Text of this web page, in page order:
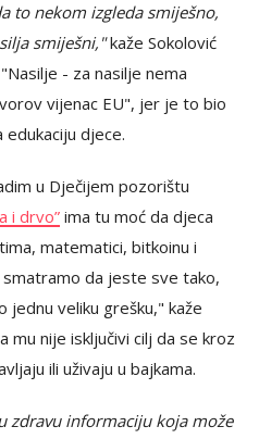
to nekom izgleda smiješno,
smiješni,"kaže Sokolović
- za nasilje nema
vijenac EU", jer je to bio
djece.
u Dječijem pozorištu
i drvo” ima tu moć da djeca
matematici, bitkoinu i
da jeste sve tako,
jednu veliku grešku," kaže
mu nije isključivi cilj da se kroz
ili uživaju u bajkama.
zdravu informaciju koja može